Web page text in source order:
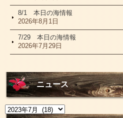
8/1 本日の海情報
2026年8月1日
7/29 本日の海情報
2026年7月29日
ニュース
ニ
ュ